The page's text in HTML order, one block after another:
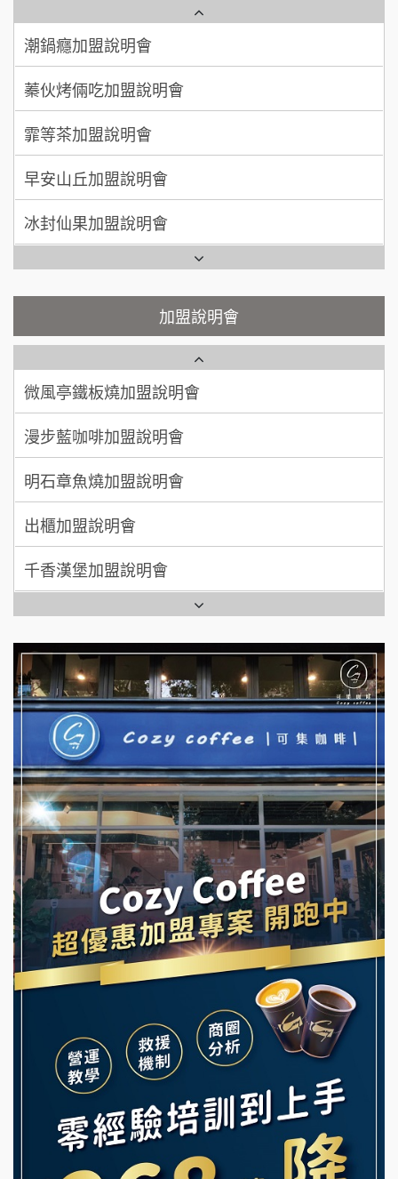
加盟預算 100萬 ~150萬
徐 先生/小姐 新北市
加盟預算
何 先生/小姐
加盟預算
呂 先生/小姐
加盟預算 200萬~400萬
顏 先生/小姐 台北市
廖 先生/小姐 高雄市
加盟預算
蓁伙烤倆吃加盟說明會
霏等茶加盟說明會
早安山丘加盟說明會
冰封仙果加盟說明會
Ramble Café 漫步藍咖啡加盟說明會
微風亭鐵板燒加盟說明會
【曉妍美妝】誠徵行政櫃檯
自助洗衣店誠徵代洗收送人員(台中市)
MUSHEN徵SPA美容芳療師
日十。早午食加盟說明會
拾鑶火鍋加盟說明會
全家加盟說明會
台灣G湯加盟說明會
彭富貴加盟說明會
NU PASTA義大利麵加盟說明會
潮鍋癮加盟說明會
蓁伙烤倆吃加盟說明會
霏等茶加盟說明會
早安山丘加盟說明會
冰封仙果加盟說明會
Ramble Café 漫步藍咖啡加盟說明會
微風亭鐵板燒加盟說明會
鮮茶道加盟說明會
【曉妍美妝】誠徵行政櫃檯
自助洗衣店誠徵代洗收送人員(台中市)
加盟說明會
上宇林加盟說明會
莫尼早餐Morni加盟說明會
手作功夫茶加盟說明會
SHARE TEA歇腳亭加盟說明會
潮味決-湯滷專門店加盟說明會
鮮茶道加盟說明會
微風亭鐵板燒加盟說明會
漫步藍咖啡加盟說明會
明石章魚燒加盟說明會
出櫃加盟說明會
千香漢堡加盟說明會
七盞茶加盟說明會
拉亞漢堡加盟說明會
杜芳子古味茶鋪加盟說明會
優握握×酸奶大獅加盟說明會
冬城門加盟說明會
拾鑶火鍋加盟說明會
阿性情趣無人販售所加盟明會
龍涎居好湯加盟說明會
舒油頭加盟說明會
韓金量加盟說明會
Mr.Wish加盟說明會
白鬍泡泡 BOHO POPO加盟說明會
雞咕雞咕加盟說明會